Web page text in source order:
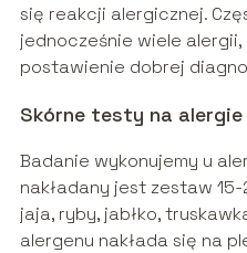
się reakcji alergicznej.
jednocześnie wiele
postawienie dobrej
Skórne testy na
Badanie wykonujemy u
nakładany jest zestaw
jaja, ryby, jabłko,
alergenu nakłada się na